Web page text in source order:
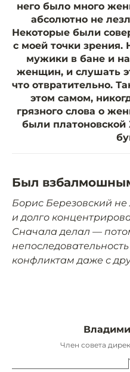
него было много
абсолютно не
Некоторые были
с моей точки зрения.
мужики в бане и
женщин, и слушать
что отвратительно.
этом самом,
грязного слова о
были
Был
Борис Березовский
и долго
Сначала делал —
конфликтам даже с
Член совета